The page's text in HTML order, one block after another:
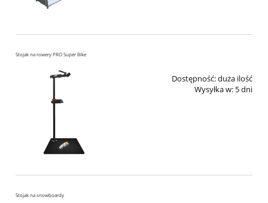
Stojak na rowery PRO Super Bike
Dostępność:duża ilość
Wysyłka w: 5 dni
Stojak na snowboardy